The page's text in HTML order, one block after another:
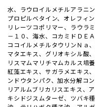
水、ラウロイルメチルアラニ
プロピルベタイン、オレフィ
リレーツコポリマー、ラウラ
－１０、海水、コカミドＤＥ
ココイルメチルタウリンＮａ
マタエキス、グリオキシル酸
リスマムマリチマムカルス培
紅藻エキス、サガラメエキス
ンドウタンパク、加水分解コ
リアルムブリカリスエキス、
キシドジスムターゼ、ツバキ